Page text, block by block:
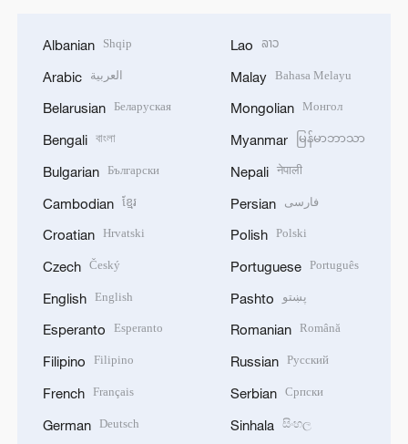
Albanian Shqip
Arabic العربية
Belarusian Беларуская
Bengali বাংলা
Bulgarian Български
Cambodian ខ្មែរ
Croatian Hrvatski
Czech Český
English English
Esperanto Esperanto
Filipino Filipino
French Français
German Deutsch
Lao ລາວ
Malay Bahasa Melayu
Mongolian Монгол
Myanmar မြန်မာဘာသာ
Nepali नेपाली
Persian فارسی
Polish Polski
Portuguese Português
Pashto پښتو
Romanian Română
Russian Русский
Serbian Српски
Sinhala සිංහල